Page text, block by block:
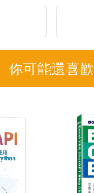
你可能還喜歡